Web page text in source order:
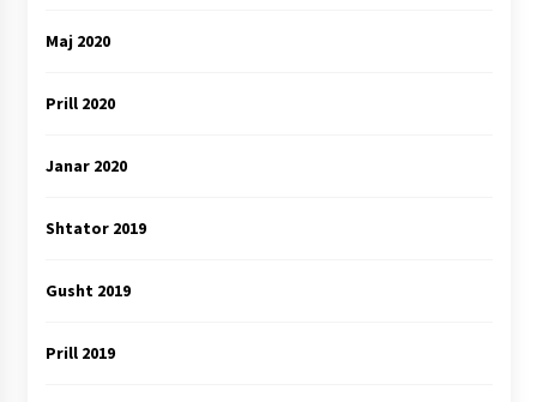
Maj 2020
Prill 2020
Janar 2020
Shtator 2019
Gusht 2019
Prill 2019